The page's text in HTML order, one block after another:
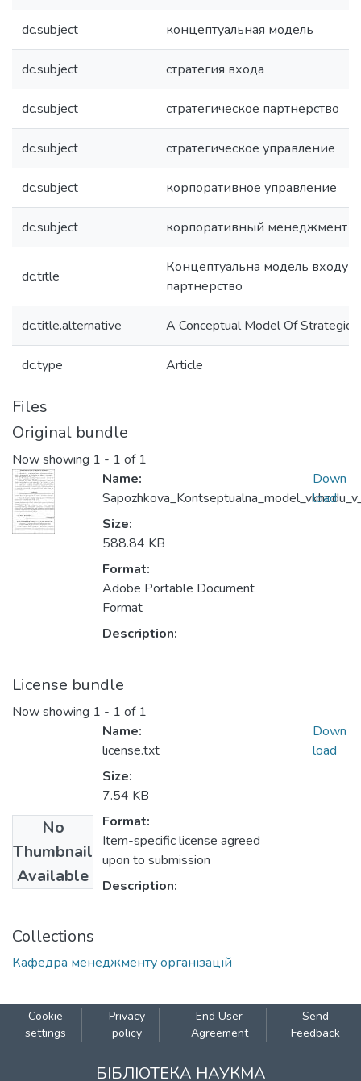
dc.subject концептуальная модель
dc.subject стратегия входа
dc.subject стратегическое партнерство
dc.subject стратегическое управление
dc.subject корпоративное управление
dc.subject корпоративный менеджмент
dc.title
Концептуальна модель входу в
партнерство
dc.title.alternative A Conceptual Model Of Strategic
dc.type Article
Files
Original bundle
Now showing 1 - 1 of 1
Name:
Size:
588.84 KB
Format:
Adobe Portable Document
Format
Description:
Down
load
License bundle
Now showing 1 - 1 of 1
No
Thumbnail
Available
Name:
license.txt
Size:
7.54 KB
Format:
Item-specific license agreed
upon to submission
Description:
Down
load
Collections
Кафедра менеджменту організацій
Cookie
settings
Privacy
policy
End User
Agreement
Send
Feedback
БІБЛІОТЕКА НАУКМА